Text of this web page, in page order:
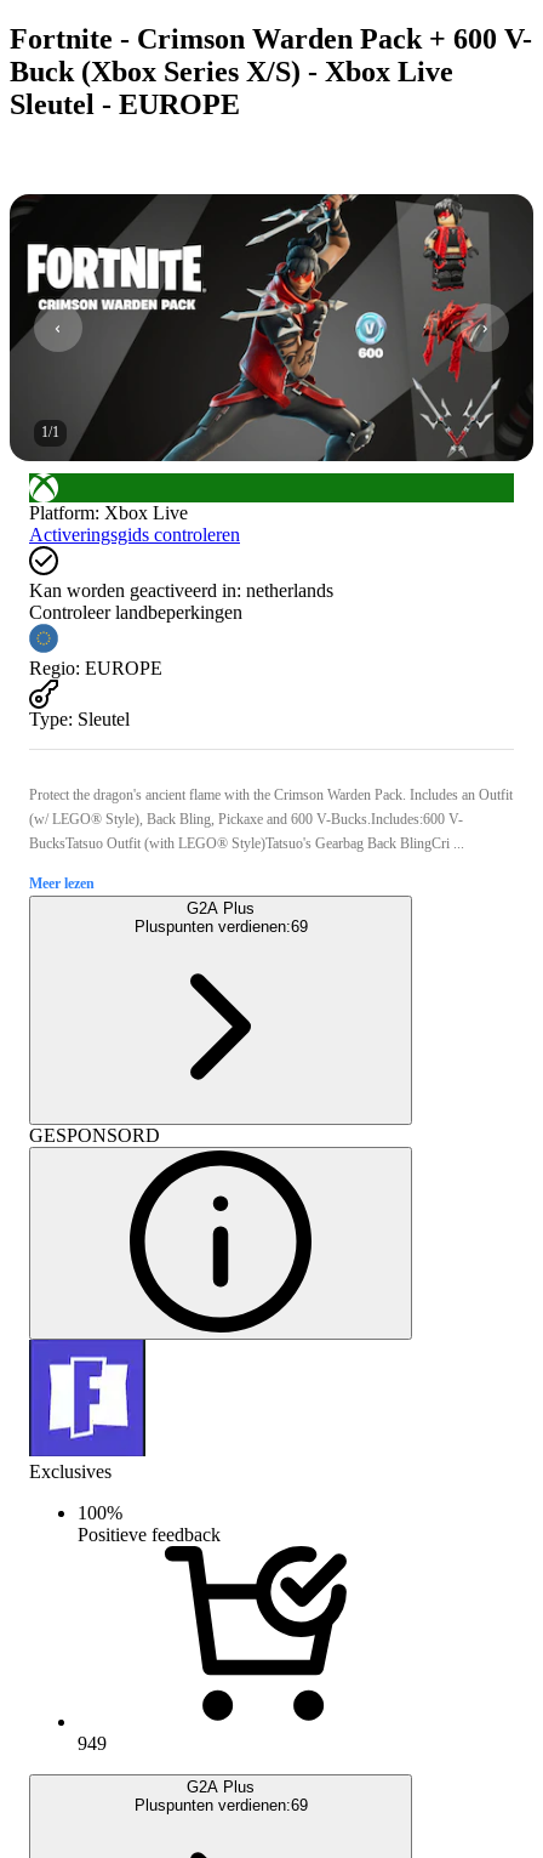
Fortnite - Crimson Warden Pack + 600 V-
Buck (Xbox Series X/S) - Xbox Live
Sleutel - EUROPE
1/1
Platform: Xbox Live
Activeringsgids controleren
Kan worden geactiveerd in: netherlands
Controleer landbeperkingen
Regio: EUROPE
Type: Sleutel
Protect the dragon's ancient flame with the Crimson Warden Pack. Includes an Outfit
(w/ LEGO® Style), Back Bling, Pickaxe and 600 V-Bucks.Includes:600 V-
BucksTatsuo Outfit (with LEGO® Style)Tatsuo's Gearbag Back BlingCri ...
Meer lezen
G2A Plus
Pluspunten verdienen:69
GESPONSORD
Exclusives
100%
Positieve feedback
949
G2A Plus
Pluspunten verdienen:69